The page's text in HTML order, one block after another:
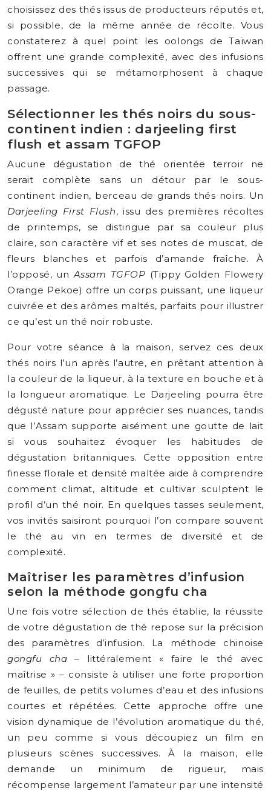
choisissez des thés issus de producteurs réputés et,
si possible, de la même année de récolte. Vous
constaterez à quel point les oolongs de Taïwan
offrent une grande complexité, avec des infusions
successives qui se métamorphosent à chaque
passage.
Sélectionner les thés noirs du sous-
continent indien : darjeeling first
flush et assam TGFOP
Aucune dégustation de thé orientée terroir ne
serait complète sans un détour par le sous-
continent indien, berceau de grands thés noirs. Un
Darjeeling First Flush, issu des premières récoltes
de printemps, se distingue par sa couleur plus
claire, son caractère vif et ses notes de muscat, de
fleurs blanches et parfois d’amande fraîche. À
l’opposé, unAssam TGFOP (Tippy Golden Flowery
Orange Pekoe) offre un corps puissant, une liqueur
cuivrée et des arômes maltés, parfaits pour illustrer
ce qu’est un thé noir robuste.
Pour votre séance à la maison, servez ces deux
thés noirs l’un après l’autre, en prêtant attention à
la couleur de la liqueur, à la texture en bouche et à
la longueur aromatique. Le Darjeeling pourra être
dégusté nature pour apprécier ses nuances, tandis
que l’Assam supporte aisément une goutte de lait
si vous souhaitez évoquer les habitudes de
dégustation britanniques. Cette opposition entre
finesse florale et densité maltée aide à comprendre
comment climat, altitude et cultivar sculptent le
profil d’un thé noir. En quelques tasses seulement,
vos invités saisiront pourquoi l’on compare souvent
le thé au vin en termes de diversité et de
complexité.
Maîtriser les paramètres d’infusion
selon la méthode gongfu cha
Une fois votre sélection de thés établie, la réussite
de votre dégustation de thé repose sur la précision
des paramètres d’infusion. La méthode chinoise
gongfu cha – littéralement « faire le thé avec
maîtrise » – consiste à utiliser une forte proportion
de feuilles, de petits volumes d’eau et des infusions
courtes et répétées. Cette approche offre une
vision dynamique de l’évolution aromatique du thé,
un peu comme si vous découpiez un film en
plusieurs scènes successives. À la maison, elle
demande un minimum de rigueur, mais
récompense largement l’amateur par une intensité